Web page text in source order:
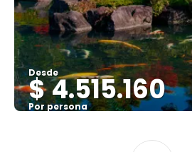
Desde
$ 4.515.160
Por persona